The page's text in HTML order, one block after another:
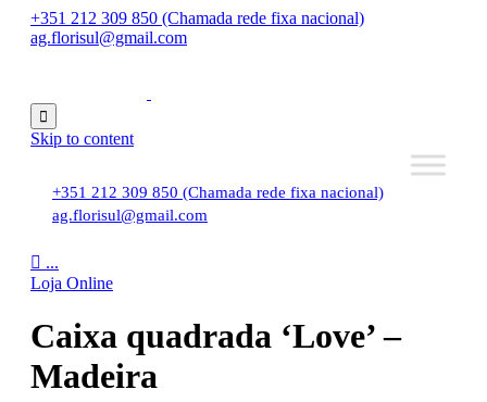
+351 212 309 850 (Chamada rede fixa nacional)
ag.florisul@gmail.com

Skip to content
+351 212 309 850 (Chamada rede fixa nacional)
ag.florisul@gmail.com
 ...
Loja Online
Caixa quadrada ‘Love’ –
Madeira